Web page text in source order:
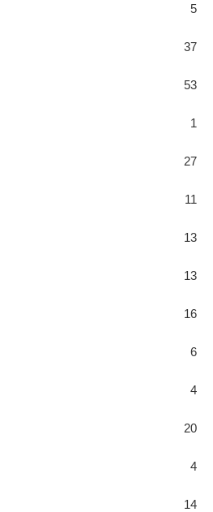
5
37
53
1
27
11
13
13
16
6
4
20
4
14